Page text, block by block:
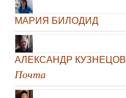
МАРИЯ БИЛОДИД
АЛЕКСАНДР КУЗНЕЦОВ
Почта